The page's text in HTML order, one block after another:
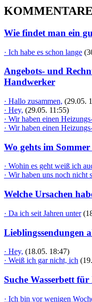
Wie findet man ein
· Ich habe es schon lange
Angebots- und
Handwerker
· Hallo zusammen, (29.05.
· Hey, (29.05. 11:55)
· Wir haben einen
· Wir haben einen
Wo gehts im
· Wohin es geht weiß ich
· Wir haben uns noch nicht
Welche Ursachen
· Da ich seit Jahren unter
Lieblingssendungen
· Hey, (18.05. 18:47)
· Weiß ich gar nicht, ich
Suche Wasserbett
· Ich bin vor wenigen